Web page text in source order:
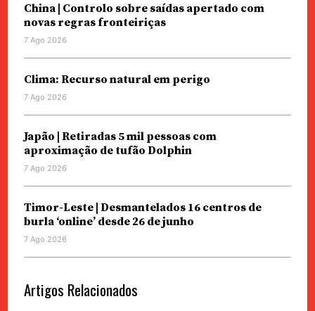
China | Controlo sobre saídas apertado com
novas regras fronteiriças
7 Ago 2026
Clima: Recurso natural em perigo
7 Ago 2026
Japão | Retiradas 5 mil pessoas com
aproximação de tufão Dolphin
7 Ago 2026
Timor-Leste | Desmantelados 16 centros de
burla ‘online’ desde 26 de junho
7 Ago 2026
Artigos Relacionados